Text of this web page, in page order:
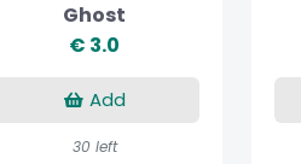
Ghost
€ 3.0
Add
30 left